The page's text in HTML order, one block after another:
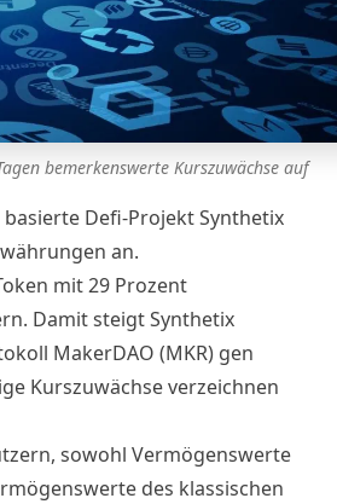
bemerkenswerte Kurszuwächse auf
Defi-Projekt Synthetix
an.
mit 29 Prozent
Damit steigt Synthetix
MakerDAO (MKR) gen
Kurszuwächse verzeichnen
sowohl Vermögenswerte
des klassischen